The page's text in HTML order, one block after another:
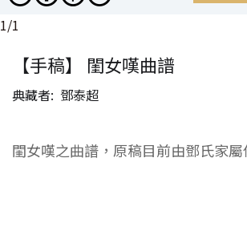
1/1
【手稿】 閨女嘆曲譜
典藏者 鄧泰超
閨女嘆之曲譜，原稿目前由鄧氏家屬